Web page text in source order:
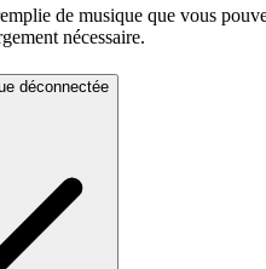
de musique que vous
nécessaire.
déconnectée